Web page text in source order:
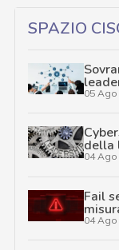
SPAZIO
05
della
04
Fail
04